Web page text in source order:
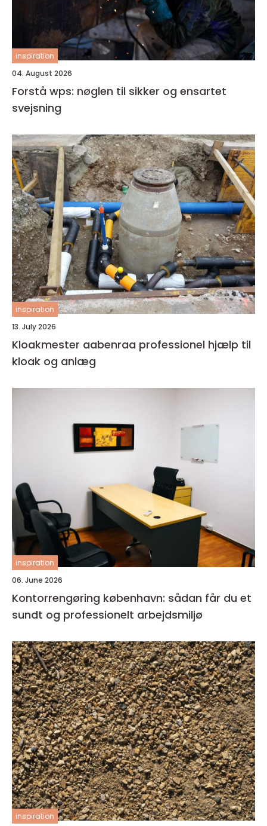
inspiration
04. August 2026
Forstå wps: nøglen til sikker og ensartet
svejsning
inspiration
13. July 2026
Kloakmester aabenraa professionel hjælp til
kloak og anlæg
inspiration
06. June 2026
Kontorrengøring københavn: sådan får du et
sundt og professionelt arbejdsmiljø
inspiration